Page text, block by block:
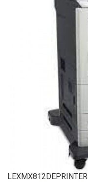
LEXMX812DEPRINTER